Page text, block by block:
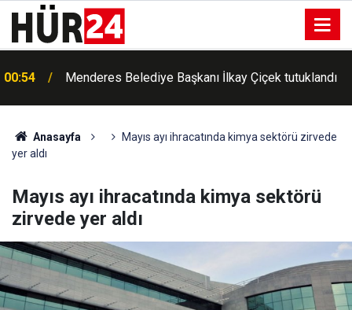
00:42
Erdemli'de Kur'an kursu öğrencileri piknikte buluştu
Anasayfa
Mayıs ayı ihracatında kimya sektörü zirvede
yer aldı
Mayıs ayı ihracatında kimya sektörü
zirvede yer aldı